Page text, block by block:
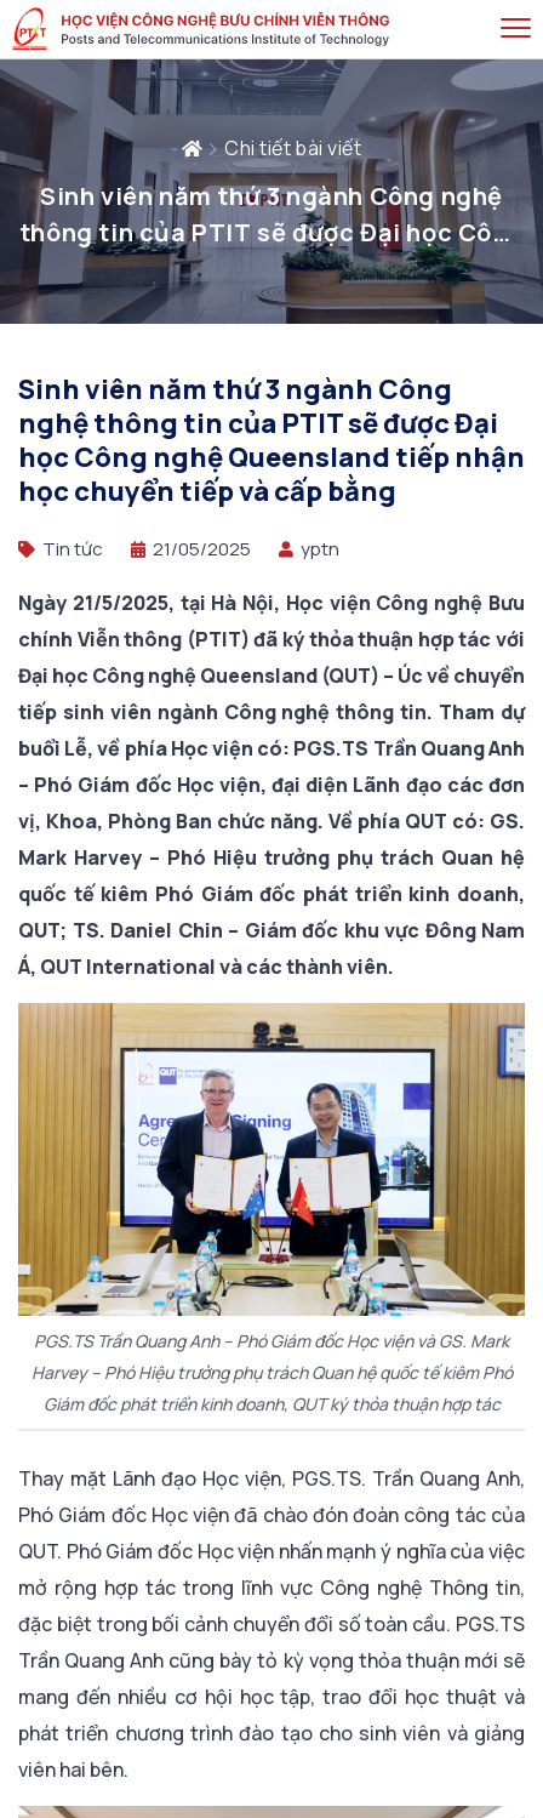
Chi tiết bài viết
Sinh viên năm thứ 3 ngành Công nghệ
thông tin của PTIT sẽ được Đại học Công
nghệ Queensland tiếp nhận học chuyển
tiếp và cấp bằng
Sinh viên năm thứ 3 ngành Công
nghệ thông tin của PTIT sẽ được Đại
học Công nghệ Queensland tiếp nhận
học chuyển tiếp và cấp bằng
Tin tức 21/05/2025 yptn
Ngày 21/5/2025, tại Hà Nội, Học viện Công nghệ Bưu
chính Viễn thông (PTIT) đã kýthỏa thuận hợp tác với
Đại học Công nghệ Queensland (QUT) – Úcvề chuyển
tiếp sinh viên ngành Công nghệ thông tin. Tham dự
buổi Lễ, về phía Học viện có: PGS.TS Trần Quang Anh
– Phó Giám đốc Học viện, đại diện Lãnh đạo các đơn
vị, Khoa, Phòng Ban chức năng. Về phía QUT có: GS.
Mark Harvey – Phó Hiệu trưởng phụ trách Quan hệ
quốc tế kiêm Phó Giám đốc phát triển kinh doanh,
QUT; TS. Daniel Chin – Giám đốc khu vực Đông Nam
Á, QUT Internationalvà các thành viên.
PGS.TS Trần Quang Anh – Phó Giám đốc Học viện và GS. Mark
Harvey – Phó Hiệu trưởng phụ trách Quan hệ quốc tế kiêm Phó
Giám đốc phát triển kinh doanh, QUT ký thỏa thuận hợp tác
Thay mặt Lãnh đạo Học viện, PGS.TS. Trần Quang Anh,
Phó Giám đốc Học viện đã chào đón đoàn công tác của
QUT. Phó Giám đốc Học viện nhấn mạnh ý nghĩa của việc
mở rộng hợp tác trong lĩnh vực Công nghệ Thông tin,
đặc biệt trong bối cảnh chuyển đổi số toàn cầu. PGS.TS
Trần Quang Anh cũng bày tỏ kỳ vọng thỏa thuận mới sẽ
mang đến nhiều cơ hội học tập, trao đổi học thuật và
phát triển chương trình đào tạo cho sinh viên và giảng
viên hai bên.